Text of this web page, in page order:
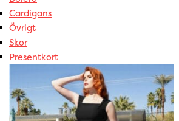
Cardigans
Övrigt
Skor
Presentkort